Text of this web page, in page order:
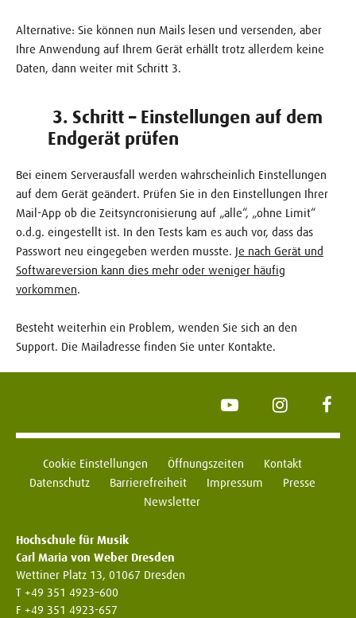
Alternative: Sie können nun Mails lesen und versenden, aber
Ihre Anwendung auf Ihrem Gerät erhällt trotz allerdem keine
Daten, dann weiter mit Schritt 3.
​​​​3. Schritt – Einstellungen auf dem
Endgerät prüfen
Bei einem Serverausfall werden wahrscheinlich Einstellungen
auf dem Gerät geändert. Prüfen Sie in den Einstellungen Ihrer
Mail-App ob die Zeitsyncronisierung auf „alle“, „ohne Limit“
o.d.g. eingestellt ist. In den Tests kam es auch vor, dass das
Passwort neu eingegeben werden musste. Je nach Gerät und
Softwareversion kann dies mehr oder weniger häufig
vorkommen.
Besteht weiterhin ein Problem, wenden Sie sich an den
Support. Die Mailadresse finden Sie unter Kontakte.
YouTube Instagram
Cookie Einstellungen Öffnungszeiten
Kontakt
Datenschutz
Barrierefreiheit Impressum
Presse
Newsletter
Hochschule für Musik
Carl Maria von Weber Dresden
Wettiner Platz 13, 01067 Dresden
T +49 351 4923–600
F +49 351 4923-657